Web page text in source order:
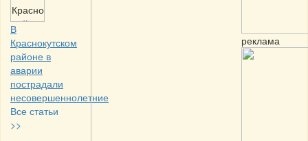
В
Краснокутском
районе в
аварии
пострадали
несовершеннолетние
Все статьи
>>
реклама